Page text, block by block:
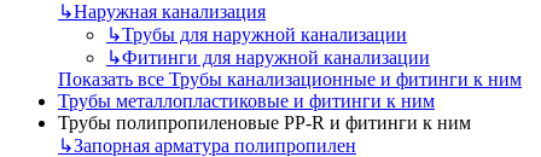
↳Наружная канализация
↳Трубы для наружной канализации
↳Фитинги для наружной канализации
Показать все Трубы канализационные и фитинги к ним
Трубы металлопластиковые и фитинги к ним
Трубы полипропиленовые PP-R и фитинги к ним
↳Запорная арматура полипропилен